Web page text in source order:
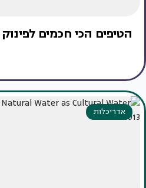
הטיפים הכי חכמים
אדריכלות